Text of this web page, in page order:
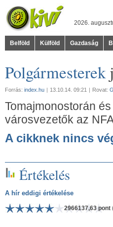
2026.
Belföld Külföld Gazdaság
Polgármesterek
Forrás: index.hu | 13.10.14. 09:21 | Rovat:
Tomajmonostorán
városvezetők az
A cikknek nincs
Értékelés
A hír eddigi értékelése
2966137,63 pont